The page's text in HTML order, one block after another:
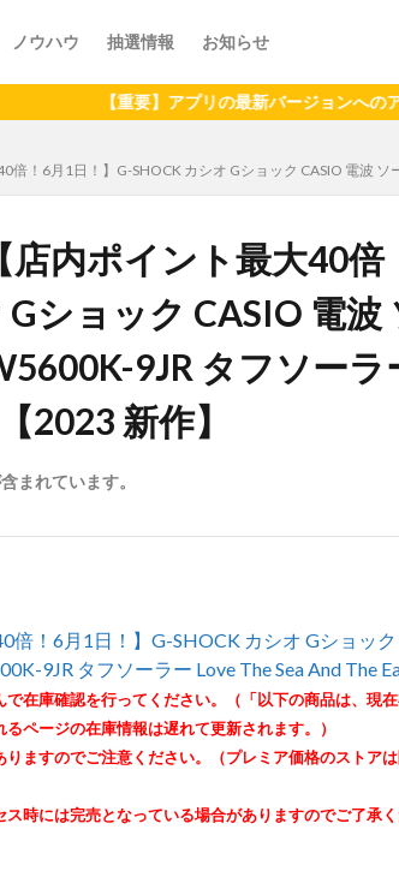
ノウハウ 抽選情報 お知らせ
【重要】アプリの最新バージョンへのアップデ
倍！6月1日！】G-SHOCK カシオ Gショック CASIO 電波
店内ポイント最大40
Gショック CASIO 電波
9JR タフソーラ
2023 新作】
まれています。
倍！6月1日！】G-SHOCK カシオ Gショッ
9JR タフソーラー Love The Sea And The
在庫確認を行ってください。（「以下の商品は、現
ページの在庫情報は遅れて更新されます。）
ますのでご注意ください。（プレミア価格のストア
時には完売となっている場合がありますのでご了承く